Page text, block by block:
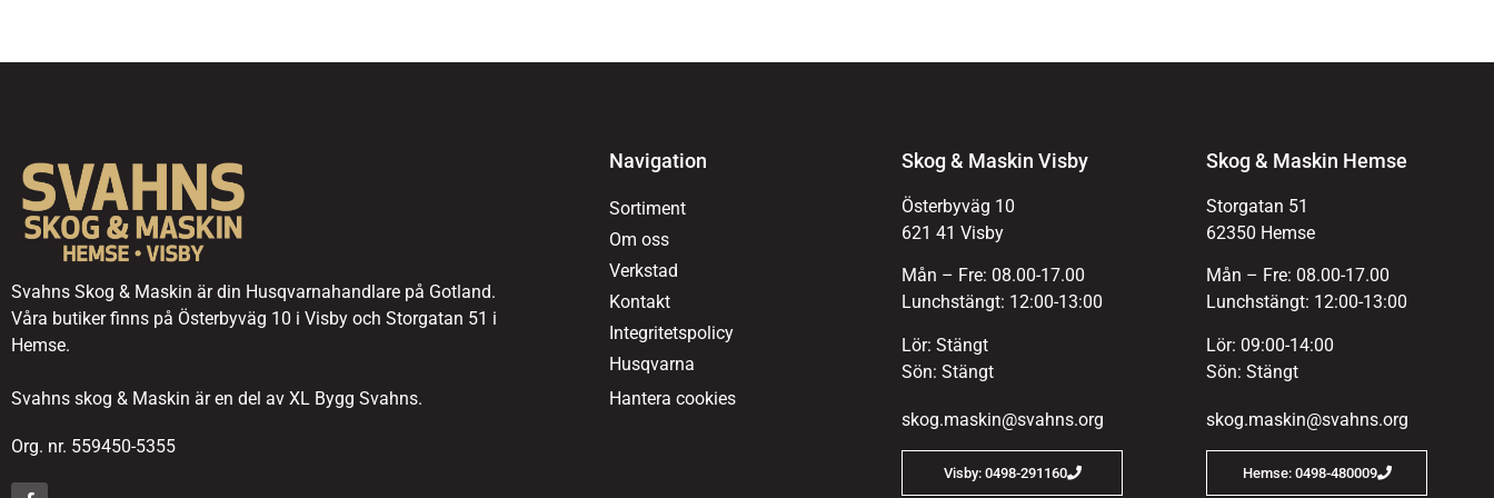
Svahns Skog & Maskin är din Husqvarnahandlare på Gotland.
Våra butiker finns på Österbyväg 10 i Visby och Storgatan 51 i
Hemse.
Svahns skog & Maskin är en del av XL Bygg Svahns.
Org. nr. 559450-5355
Navigation
Sortiment
Om oss
Verkstad
Kontakt
Integritetspolicy
Husqvarna
Hantera cookies
Skog & Maskin Visby
Österbyväg 10
621 41 Visby
Mån – Fre: 08.00-17.00
Lunchstängt: 12:00-13:00
Lör: Stängt
Sön: Stängt
skog.maskin@svahns.org
Visby: 0498-291160
Skog & Maskin Hemse
Storgatan 51
62350 Hemse
Mån – Fre: 08.00-17.00
Lunchstängt: 12:00-13:00
Lör: 09:00-14:00
Sön: Stängt
skog.maskin@svahns.org
Hemse: 0498-480009